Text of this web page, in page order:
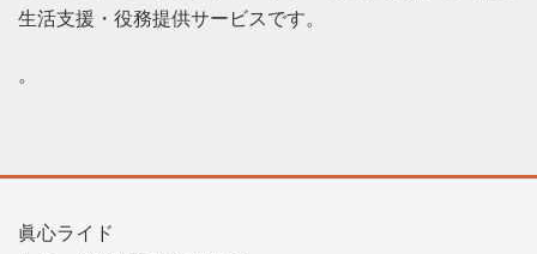
生活支援・役務提供サービスです。
。
眞心ライド